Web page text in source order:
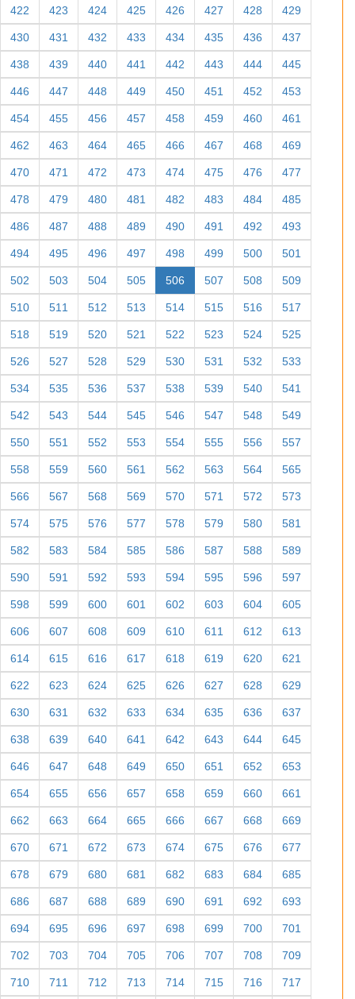
422 423 424 425 426 427 428 429
430 431 432 433 434 435 436 437
438 439 440 441 442 443 444 445
446 447 448 449 450 451 452 453
454 455 456 457 458 459 460 461
462 463 464 465 466 467 468 469
470 471 472 473 474 475 476 477
478 479 480 481 482 483 484 485
486 487 488 489 490 491 492 493
494 495 496 497 498 499 500 501
502 503 504 505 506 507 508 509
510 511 512 513 514 515 516 517
518 519 520 521 522 523 524 525
526 527 528 529 530 531 532 533
534 535 536 537 538 539 540 541
542 543 544 545 546 547 548 549
550 551 552 553 554 555 556 557
558 559 560 561 562 563 564 565
566 567 568 569 570 571 572 573
574 575 576 577 578 579 580 581
582 583 584 585 586 587 588 589
590 591 592 593 594 595 596 597
598 599 600 601 602 603 604 605
606 607 608 609 610 611 612 613
614 615 616 617 618 619 620 621
622 623 624 625 626 627 628 629
630 631 632 633 634 635 636 637
638 639 640 641 642 643 644 645
646 647 648 649 650 651 652 653
654 655 656 657 658 659 660 661
662 663 664 665 666 667 668 669
670 671 672 673 674 675 676 677
678 679 680 681 682 683 684 685
686 687 688 689 690 691 692 693
694 695 696 697 698 699 700 701
702 703 704 705 706 707 708 709
710 711 712 713 714 715 716 717